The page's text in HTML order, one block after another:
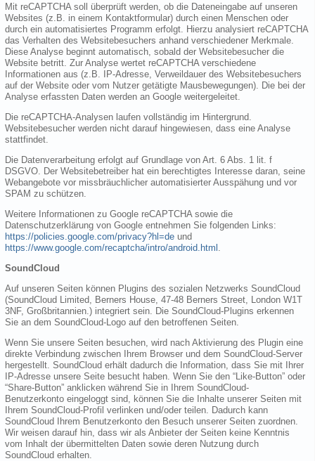
Mit reCAPTCHA soll überprüft werden, ob die Dateneingabe auf unseren
Websites (z.B. in einem Kontaktformular) durch einen Menschen oder
durch ein automatisiertes Programm erfolgt. Hierzu analysiert reCAPTCHA
das Verhalten des Websitebesuchers anhand verschiedener Merkmale.
Diese Analyse beginnt automatisch, sobald der Websitebesucher die
Website betritt. Zur Analyse wertet reCAPTCHA verschiedene
Informationen aus (z.B. IP-Adresse, Verweildauer des Websitebesuchers
auf der Website oder vom Nutzer getätigte Mausbewegungen). Die bei der
Analyse erfassten Daten werden an Google weitergeleitet.
Die reCAPTCHA-Analysen laufen vollständig im Hintergrund.
Websitebesucher werden nicht darauf hingewiesen, dass eine Analyse
stattfindet.
Die Datenverarbeitung erfolgt auf Grundlage von Art. 6 Abs. 1 lit. f
DSGVO. Der Websitebetreiber hat ein berechtigtes Interesse daran, seine
Webangebote vor missbräuchlicher automatisierter Ausspähung und vor
SPAM zu schützen.
Weitere Informationen zu Google reCAPTCHA sowie die
Datenschutzerklärung von Google entnehmen Sie folgenden Links:
https://policies.google.com/privacy?hl=de und
https://www.google.com/recaptcha/intro/android.html
SoundCloud
Auf unseren Seiten können Plugins des sozialen Netzwerks SoundCloud
(SoundCloud Limited, Berners House, 47-48 Berners Street, London W1T
3NF, Großbritannien.) integriert sein. Die SoundCloud-Plugins erkennen
Sie an dem SoundCloud-Logo auf den betroffenen Seiten.
Wenn Sie unsere Seiten besuchen, wird nach Aktivierung des Plugin eine
direkte Verbindung zwischen Ihrem Browser und dem SoundCloud-Server
hergestellt. SoundCloud erhält dadurch die Information, dass Sie mit Ihrer
IP-Adresse unsere Seite besucht haben. Wenn Sie den “Like-Button” oder
“Share-Button” anklicken während Sie in Ihrem SoundCloud-
Benutzerkonto eingeloggt sind, können Sie die Inhalte unserer Seiten mit
Ihrem SoundCloud-Profil verlinken und/oder teilen. Dadurch kann
SoundCloud Ihrem Benutzerkonto den Besuch unserer Seiten zuordnen.
Wir weisen darauf hin, dass wir als Anbieter der Seiten keine Kenntnis
vom Inhalt der übermittelten Daten sowie deren Nutzung durch
SoundCloud erhalten.